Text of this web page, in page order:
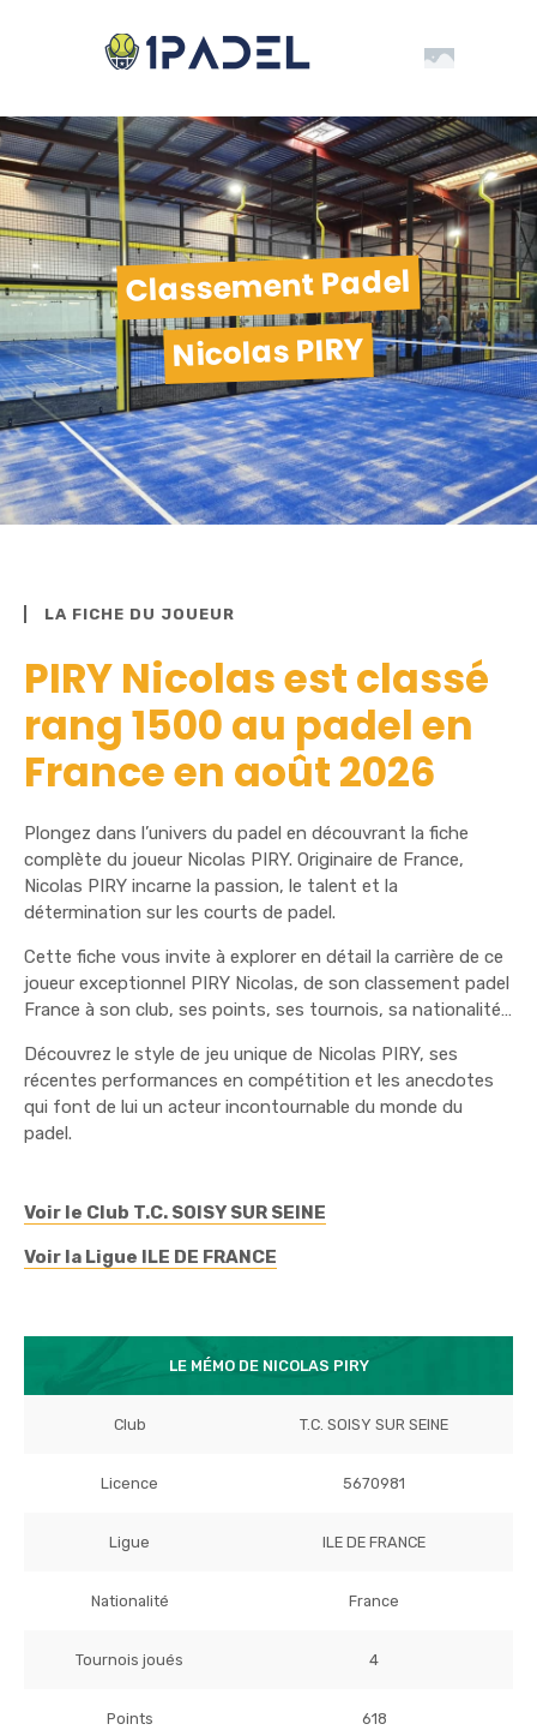
Classement Padel
Nicolas PIRY
LA FICHE DU JOUEUR
PIRY Nicolas est classé
rang 1500 au padel en
France en août 2026
Plongez dans l’univers du padel en découvrant la fiche
complète du joueur Nicolas PIRY. Originaire de France,
Nicolas PIRY incarne la passion, le talent et la
détermination sur les courts de padel.
Cette fiche vous invite à explorer en détail la carrière de ce
joueur exceptionnel PIRY Nicolas, de son classement padel
France à son club, ses points, ses tournois, sa nationalité…
Découvrez le style de jeu unique de Nicolas PIRY, ses
récentes performances en compétition et les anecdotes
qui font de lui un acteur incontournable du monde du
padel.
Voir le Club T.C. SOISY SUR SEINE
Voir la Ligue ILE DE FRANCE
LE MÉMO DE NICOLAS PIRY
Club T.C. SOISY SUR SEINE
Licence 5670981
Ligue ILE DE FRANCE
Nationalité France
Tournois joués 4
Points 618